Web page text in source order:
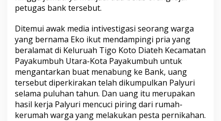
D
a
y
a
k
u
m
b
u
h
petugas bank tersebut.
Ditemui awak media intivestigasi seorang warga
yang bernama Eko ikut mendampingi pria yang
beralamat di Keluruah Tigo Koto Diateh Kecamatan
Payakumbuh Utara-Kota Payakumbuh untuk
mengantarkan buat menabung ke Bank, uang
tersebut diperkirakan telah dikumpulkan Palyuri
selama puluhan tahun. Dan uang itu merupakan
hasil kerja Palyuri mencuci piring dari rumah-
kerumah warga yang melakukan pesta pernikahan.